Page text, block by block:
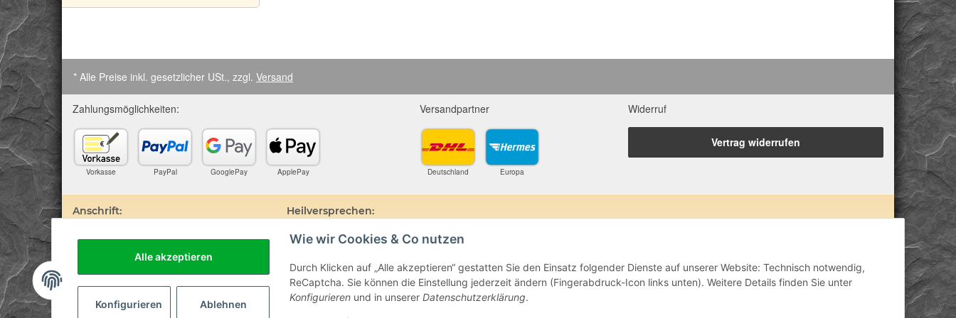
Alle akzeptieren
Konfigurieren Ablehnen
Wie wir Cookies & Co nutzen
Durch Klicken auf „Alle akzeptieren“ gestatten Sie den Einsatz folgender Dienste auf unserer Website: Technisch notwendig,
ReCaptcha. Sie können die Einstellung jederzeit ändern (Fingerabdruck-Icon links unten). Weitere Details finden Sie unter
Konfigurieren und in unserer Datenschutzerklärung.
* Alle Preise inkl. gesetzlicher USt., zzgl. Versand
Zahlungsmöglichkeiten:
Vorkasse PayPal GooglePay ApplePay
Versandpartner
Deutschland Europa
Widerruf
Vertrag widerrufen
Anschrift:
SteinZeitOase
Frau Karin Philippin
D-75391 Gechingen
Heilversprechen:
Edelsteine und Mineralien werden im esoterischen Bereich besondere Kräfte und Eigenschaften zugeordnet. Wir weisen ausdrücklich
Prospekten oder dem Vertragspartner überlassenen Unterlagen bisher weder medizinisch anerkannt oder wissenschaftlich nachweisbar
sind. Die gemachten Angaben beruhen ausschließlich auf Überlieferungen und langjähriger Erfahrung. Unsere Produkte ersetzen nie den
Besuch beim Arzt oder Heilpraktiker und sind auch kein Medikamentenersatz. Auch stellen unsere Angaben im ärztlichen Sinne keine
Diagnose- oder Therapieform dar.